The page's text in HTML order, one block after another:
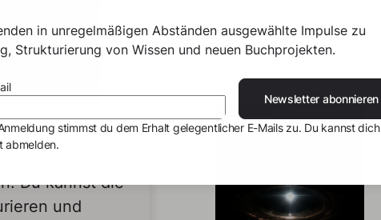
for an encounter with a
species. Nigel
like him to assess
saves the world from a
like threat unnoticed.
Leseprobe
von Dritten,
Du kannst die
und
in unregelmäßigen Abständen ausgewählte Impulse zu
Strukturierung von Wissen und neuen Buchprojekten.
Newsletter abonnieren
stimmst du dem Erhalt gelegentlicher E-Mails zu. Du kannst dich
abmelden.